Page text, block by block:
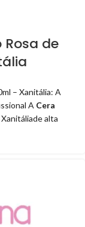
de
– Xanitália: A
A Cera
alta